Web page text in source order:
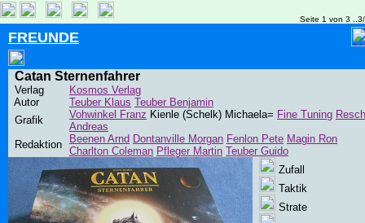
Seite 1 von 3
FREUNDE
Catan Sternenfahrer
Verlag
Kosmos Verlag
Autor
Teuber Klaus Teuber Benjamin
Grafik
Vohwinkel Franz Kienle (Schelk) Michaela= Fine Tuning Resch
Andreas
Redaktion
Beenen Arnd Dontanville Morgan Fenlon Pete Magin Ron
Charlton Coleman Pfleger Martin Teuber Guido
Zufall
Taktik
Strate